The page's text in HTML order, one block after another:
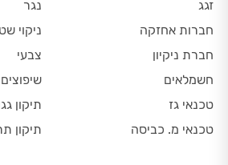
זגג
חברות אחזקה
חברת ניקיון
חשמלאים
טכנאי גז
טכנאי מ. כביסה
נגר
ניקוי
צבעי
שיפוצים
תיקון
תיקון